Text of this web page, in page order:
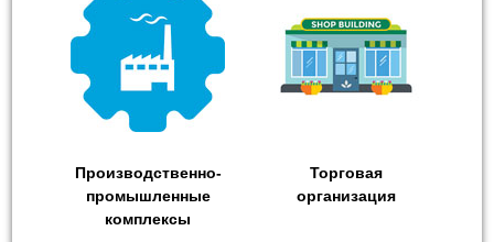
Производственно-
промышленные
комплексы
Торговая
организация